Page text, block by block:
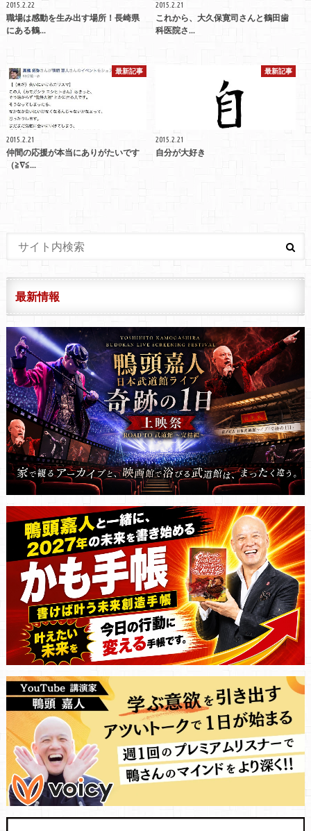
2015.2.22
職場は感動を生み出す場所！長崎県
にある鶴...
2015.2.21
これから、大久保寛司さんと鶴田歯
科医院さ...
最新記事
2015.2.21
仲間の応援が本当にありがたいです
（≧∇≦...
最新記事
2015.2.21
自分が大好き
最新情報